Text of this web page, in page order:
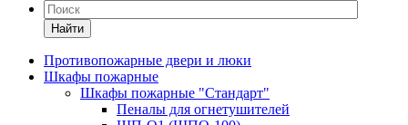
Найти
Противопожарные двери и люки
Шкафы пожарные
Шкафы пожарные "Стандарт"
Пеналы для огнетушителей